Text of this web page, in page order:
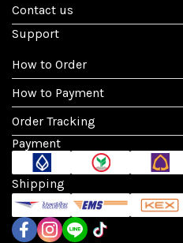
Contact us
Support
How to Order
How to Payment
Order Tracking
Payment
Shipping